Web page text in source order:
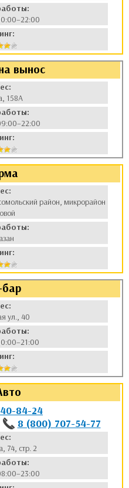
вынос
158А
район, микрорайон
бар
ул., 40
84-24
8 (800) 707-54-77
74, стр. 2